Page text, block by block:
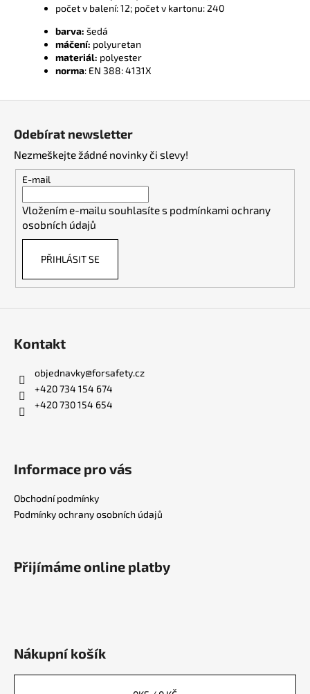
počet v balení: 12; počet v kartonu: 240
barva: šedá
máčení: polyuretan
materiál: polyester
norma: EN 388: 4131X
Odebírat newsletter
Nezmeškejte žádné novinky či slevy!
E-mail
Vložením e-mailu souhlasíte s podmínkami ochrany
osobních údajů
PŘIHLÁSIT SE
Kontakt
objednavky@forsafety.cz
+420 734 154 674
+420 730 154 654
Informace pro vás
Obchodní podmínky
Podmínky ochrany osobních údajů
Přijímáme online platby
Nákupní košík